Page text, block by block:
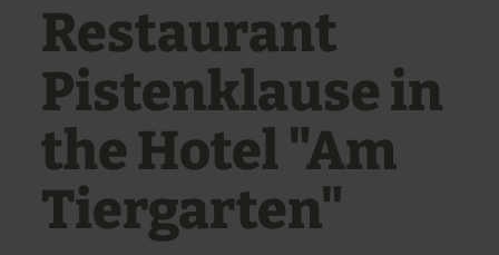
Restaurant
Pistenklause in
the Hotel "Am
Tiergarten"